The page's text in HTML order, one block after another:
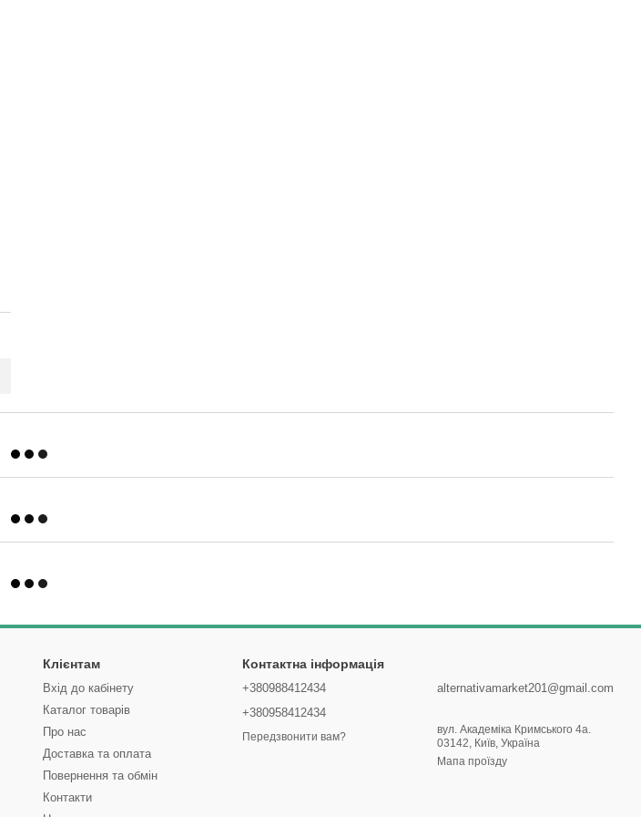
Клієнтам
Вхід до кабінету
Каталог товарів
Про нас
Доставка та оплата
Повернення та обмін
Контакти
Контактна інформація
+380988412434
+380958412434
Передзвонити вам?
alternativamarket201@gmail.com
вул. Академіка Кримського 4а.
03142, Київ, Україна
Мапа проїзду